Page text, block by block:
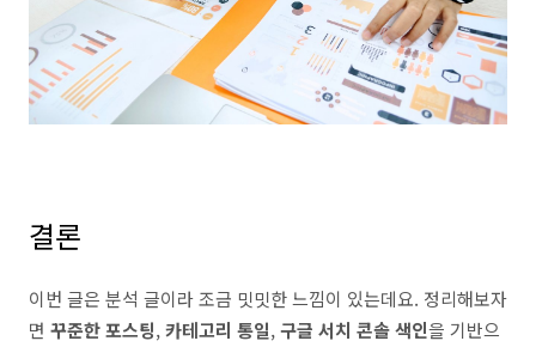
결론
이번 글은 분석 글이라 조금 밋밋한 느낌이 있는데요. 정리해보자
면 꾸준한 포스팅,카테고리 통일,구글 서치 콘솔 색인을 기반으